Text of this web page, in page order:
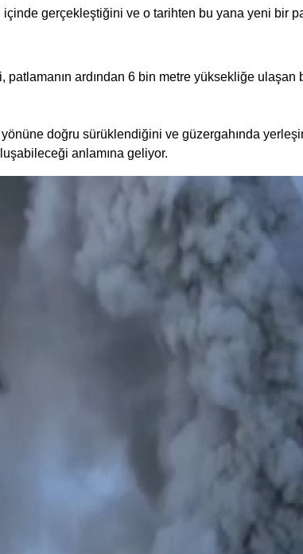
içinde gerçekleştiğini ve o tarihten bu yana yeni bir
patlamanın ardından 6 bin metre yüksekliğe
doğru sürüklendiğini ve güzergahında
anlamına geliyor.